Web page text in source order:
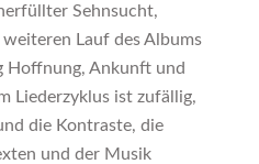
Sehnsucht,
Lauf des Albums
Hoffnung, Ankunft und
Liederzyklus ist zufällig,
die Kontraste, die
und der Musik